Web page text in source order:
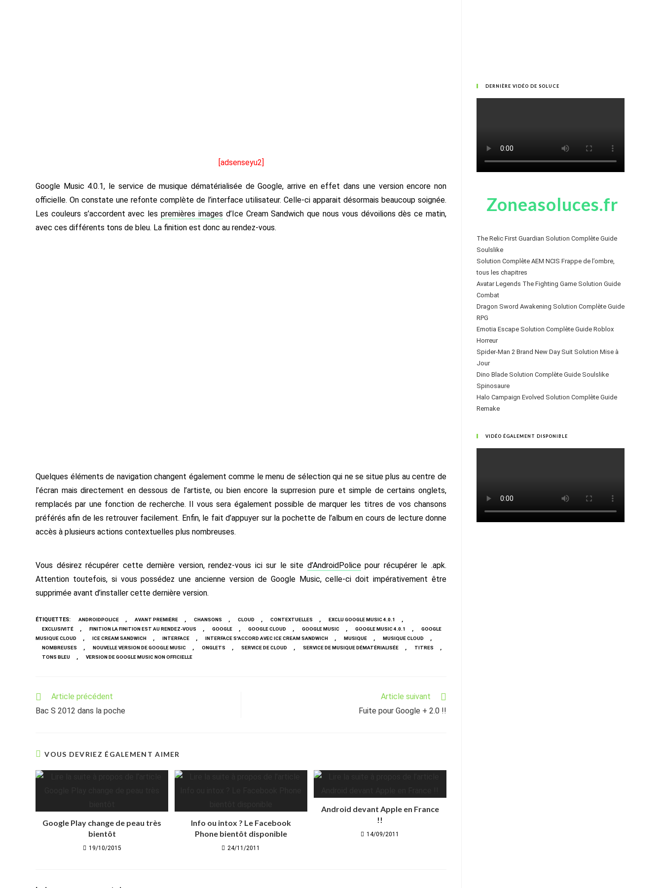
[adsenseyu2]
Google Music 4.0.1, le service de musique dématérialisée de Google, arrive en effet dans une version encore non
officielle. On constate une refonte complète de l’interface utilisateur. Celle-ci apparait désormais beaucoup soignée.
Les couleurs s’accordent avec lespremières images d’Ice Cream Sandwich que nous vous dévoilions dès ce matin,
avec ces différents tons de bleu. La finition est donc au rendez-vous.
Quelques éléments de navigation changent également comme le menu de sélection qui ne se situe plus au centre de
l’écran mais directement en dessous de l’artiste, ou bien encore la suprresion pure et simple de certains onglets,
remplacés par une fonction de recherche. Il vous sera également possible de marquer les titres de vos chansons
préférés afin de les retrouver facilement. Enfin, le fait d’appuyer sur la pochette de l’album en cours de lecture donne
accès à plusieurs actions contextuelles plus nombreuses.
Vous désirez récupérer cette dernière version, rendez-vous ici sur le site d’AndroidPolicepour récupérer le .apk.
Attention toutefois, si vous possédez une ancienne version de Google Music, celle-ci doit impérativement être
supprimée avant d’installer cette dernière version.
ÉTIQUETTES: ANDROIDPOLICE , AVANT PREMIÈRE , CHANSONS , CLOUD , CONTEXTUELLES , EXCLU GOOGLE MUSIC 4.0.1 ,
EXCLUSIVITÉ , FINITION LA FINITION EST AU RENDEZ-VOUS , GOOGLE , GOOGLE CLOUD , GOOGLE MUSIC , GOOGLE MUSIC 4.0.1 ,
GOOGLE
MUSIQUE CLOUD
, ICE CREAM SANDWICH , INTERFACE , INTERFACE S'ACCORD AVEC ICE CREAM SANDWICH , MUSIQUE , MUSIQUE CLOUD ,
NOMBREUSES , NOUVELLE VERSION DE GOOGLE MUSIC , ONGLETS , SERVICE DE CLOUD , SERVICE DE MUSIQUE DÉMATÉRIALISÉE , TITRES ,
TONS BLEU , VERSION DE GOOGLE MUSIC NON OFFICIELLE
Read
articles
Article précédent
Bac S 2012 dans la poche
Article suivant
Fuite pour Google + 2.0 !!
VOUS DEVRIEZ ÉGALEMENT AIMER
Google Play change de peau très
bientôt
19/10/2015
Info ou intox ? Le Facebook
Phone bientôt disponible
24/11/2011
Android devant Apple en France
!!
14/09/2011
DERNIÈRE VIDÉO DE SOLUCE
Zoneasoluces.fr
The Relic First Guardian Solution Complète Guide
Soulslike
Solution Complète AEM NCIS Frappe de l’ombre,
tous les chapitres
Avatar Legends The Fighting Game Solution Guide
Combat
Dragon Sword Awakening Solution Complète Guide
RPG
Emotia Escape Solution Complète Guide Roblox
Horreur
Spider-Man 2 Brand New Day Suit Solution Mise à
Jour
Dino Blade Solution Complète Guide Soulslike
Spinosaure
Halo Campaign Evolved Solution Complète Guide
Remake
VIDÉO ÉGALEMENT DISPONIBLE